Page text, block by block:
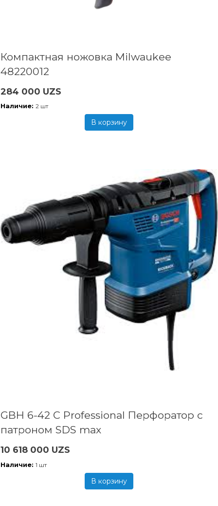
Компактная ножовка Milwaukee
48220012
284 000 UZS
Наличие: 2 шт
В корзину
GBH 6-42 C Professional Перфоратор с
патроном SDS max
10 618 000 UZS
Наличие: 1 шт
В корзину